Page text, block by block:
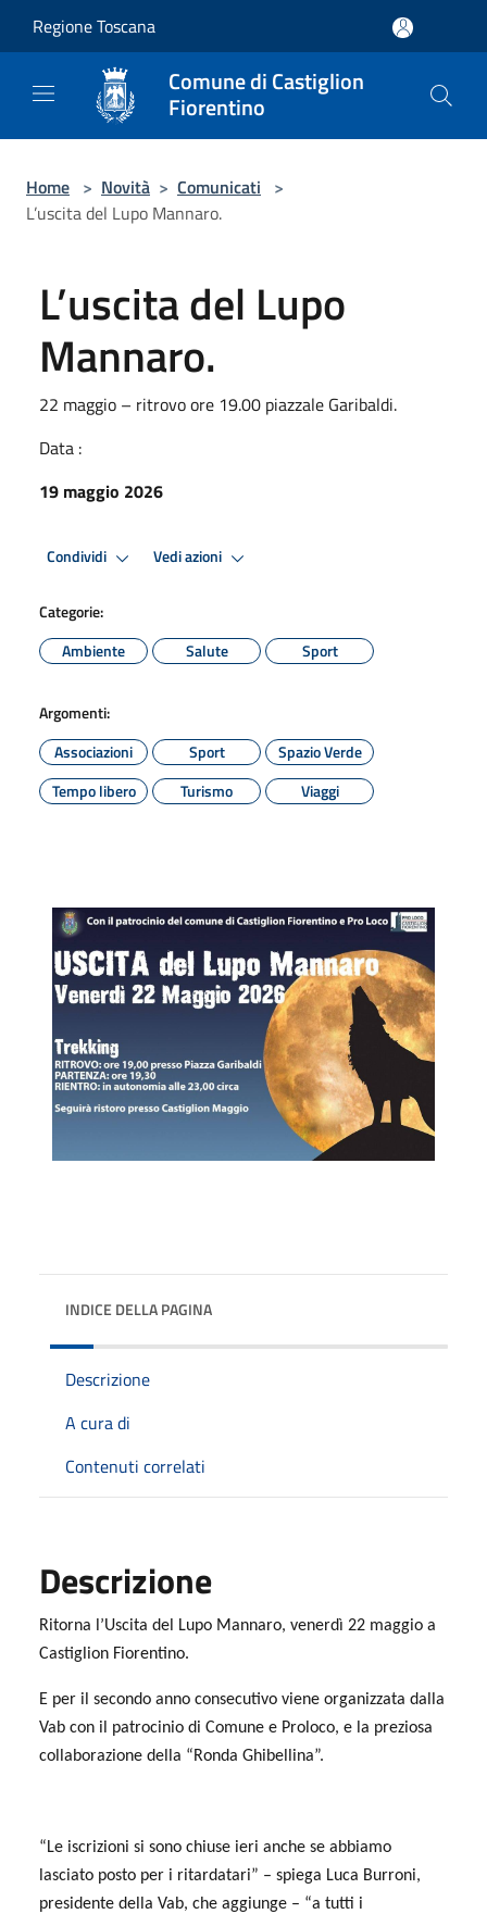
Regione Toscana
Comune di Castiglion
Fiorentino
Home > Novità > Comunicati >
L’uscita del Lupo Mannaro.
L’uscita del Lupo
Mannaro.
22 maggio – ritrovo ore 19.00 piazzale Garibaldi.
Data :
19 maggio 2026
Condividi Vedi azioni
Categorie:
Ambiente
Salute Sport
Argomenti:
Associazioni
Sport
Spazio Verde
Tempo libero
Turismo Viaggi
INDICE DELLA PAGINA
Descrizione
A cura di
Contenuti correlati
Descrizione
Ritorna l’Uscita del Lupo Mannaro, venerdì 22 maggio a
Castiglion Fiorentino.
E per il secondo anno consecutivo viene organizzata dalla
Vab con il patrocinio di Comune e Proloco, e la preziosa
collaborazione della “Ronda Ghibellina”.
“Le iscrizioni si sono chiuse ieri anche se abbiamo
lasciato posto per i ritardatari” – spiega Luca Burroni,
presidente della Vab, che aggiunge – “a tutti i